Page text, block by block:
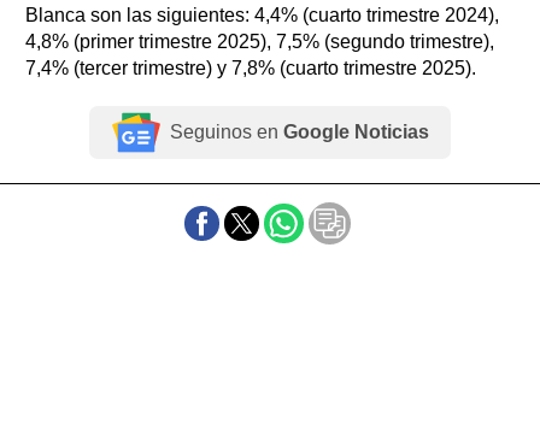
Blanca son las siguientes: 4,4% (cuarto trimestre 2024),
4,8% (primer trimestre 2025), 7,5% (segundo trimestre),
7,4% (tercer trimestre) y 7,8% (cuarto trimestre 2025).
Seguinos en Google Noticias